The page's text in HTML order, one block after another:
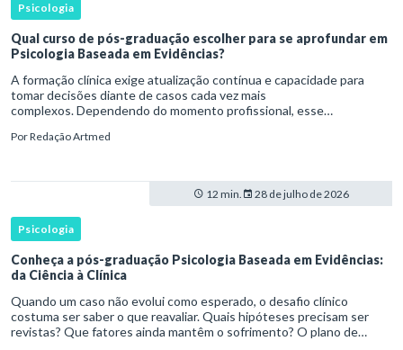
Psicologia
Qual curso de pós-graduação escolher para se aprofundar em
Psicologia Baseada em Evidências?
A formação clínica exige atualização contínua e capacidade para
tomar decisões diante de casos cada vez mais
complexos. Dependendo do momento profissional, esse
aprofundamento em ou a especializaçã
PorRedação Artmed
12 min. 28 de julho de 2026
Psicologia
Conheça a pós-graduação Psicologia Baseada em Evidências:
da Ciência à Clínica
Quando um caso não evolui como esperado, o desafio clínico
costuma ser saber o que reavaliar. Quais hipóteses precisam ser
revistas? Que fatores ainda mantêm o sofrimento? O plano de